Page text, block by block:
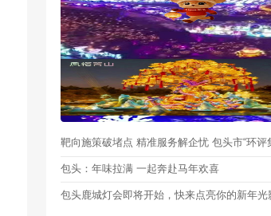
包头：年味拉满 一起奔赴马年欢喜
包头鹿城灯会即将开始，快来点亮你的新年光